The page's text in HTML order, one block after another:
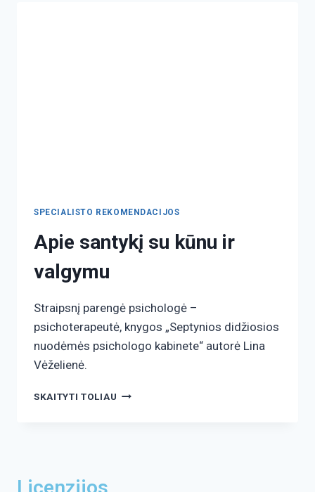
SPECIALISTO REKOMENDACIJOS
Apie santykį su kūnu ir
valgymu
Straipsnį parengė psichologė –
psichoterapeutė, knygos „Septynios didžiosios
nuodėmės psichologo kabinete“ autorė Lina
Vėželienė.
SKAITYTI TOLIAU